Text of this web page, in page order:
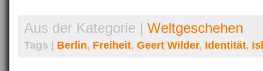
Aus der Kategorie | Weltgeschehen
Tags | Berlin, Freiheit, Geert Wilder, Identität,